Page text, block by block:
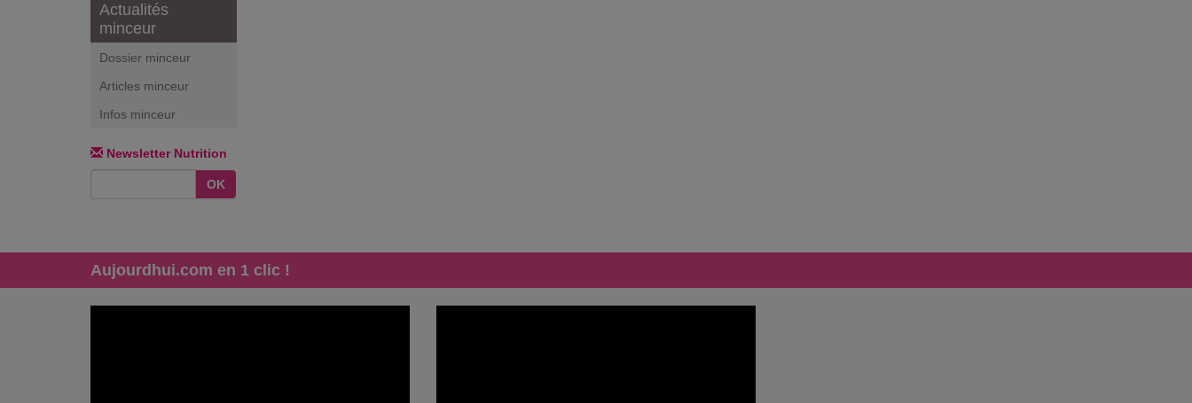
Actualités
minceur
Dossier minceur
Articles minceur
Infos minceur
Newsletter Nutrition
OK
Aujourdhui.com en 1 clic !